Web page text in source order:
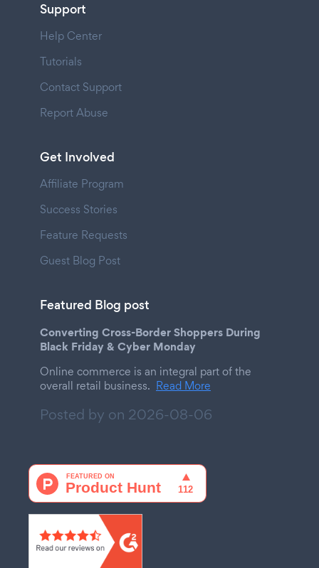
Support
Help Center
Tutorials
Contact Support
Report Abuse
Get Involved
Affiliate Program
Success Stories
Feature Requests
Guest Blog Post
Featured Blog post
Converting Cross-Border Shoppers During
Black Friday & Cyber Monday
Online commerce is an integral part of the
overall retail business. Read More
Posted by on 2026-08-06